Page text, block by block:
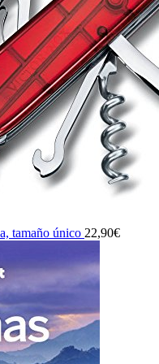
tamaño único 22,90€